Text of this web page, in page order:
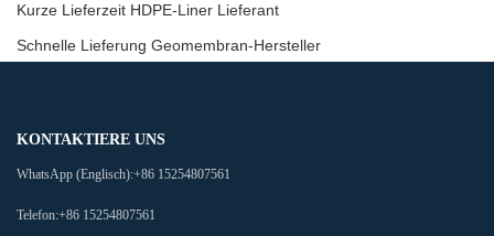
Kurze Lieferzeit HDPE-Liner Lieferant
Schnelle Lieferung Geomembran-Hersteller
KONTAKTIERE UNS
WhatsApp (Englisch):+86 15254807561
Telefon:+86 15254807561